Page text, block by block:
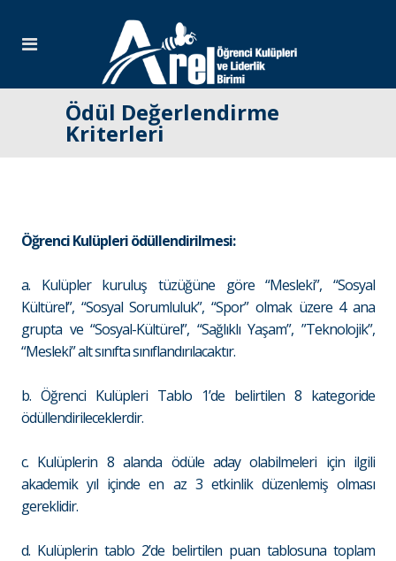
Ödül Değerlendirme
Kriterleri
Öğrenci Kulüpleri ödüllendirilmesi:
a. Kulüpler kuruluş tüzüğüne göre “Mesleki”, “Sosyal
Kültürel”, “Sosyal Sorumluluk”, “Spor” olmak üzere 4 ana
grupta ve “Sosyal-Kültürel”, “Sağlıklı Yaşam”, ”Teknolojik”,
“Mesleki” alt sınıfta sınıflandırılacaktır.
b. Öğrenci Kulüpleri Tablo 1’de belirtilen 8 kategoride
ödüllendirileceklerdir.
c. Kulüplerin 8 alanda ödüle aday olabilmeleri için ilgili
akademik yıl içinde en az 3 etkinlik düzenlemiş olması
gereklidir.
d. Kulüplerin tablo 2’de belirtilen puan tablosuna toplam